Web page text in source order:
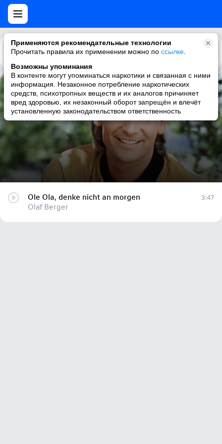
Применяются рекомендательные технологии
Прочитать правила их применении можно по ссылке
Возможны упоминания
В контенте могут упоминаться наркотики и связанная с ними
информация. Незаконное потребление наркотических
средств, психотропных веществ и их аналогов причиняет
вред здоровью, их незаконный оборот запрещён и влечёт
установленную законодательством ответственность
Каталог Рекомендации
Ole Ola, denke nicht an morgen
Olaf Berger
Ole Ola, denke nicht an morgen
Olaf Berger
3:47